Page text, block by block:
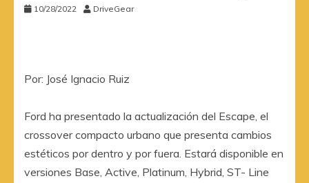
10/28/2022 DriveGear
Por: José Ignacio Ruiz
Ford ha presentado la actualización del Escape, el
crossover compacto urbano que presenta cambios
estéticos por dentro y por fuera. Estará disponible en
versiones Base, Active, Platinum, Hybrid, ST- Line